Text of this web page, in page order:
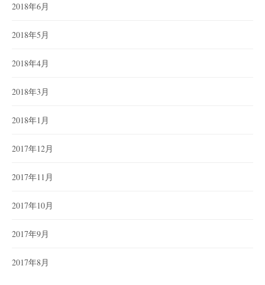
2018年6月
2018年5月
2018年4月
2018年3月
2018年1月
2017年12月
2017年11月
2017年10月
2017年9月
2017年8月